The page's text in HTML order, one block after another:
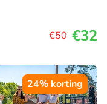
€50 €32
24% korting